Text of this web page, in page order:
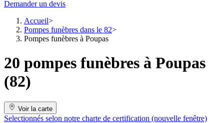
Demander un devis
Accueil
Pompes funèbres dans le 82
Pompes funèbres à Poupas
20 pompes funèbres à Poupas
(82)
Voir la carte
Selectionnés selon notre charte de certification (nouvelle fenêtre)